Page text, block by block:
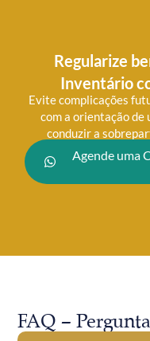
Regularize
Inventário
Evite complicações
com a orientação de
conduzir a
Agende uma
FAQ –